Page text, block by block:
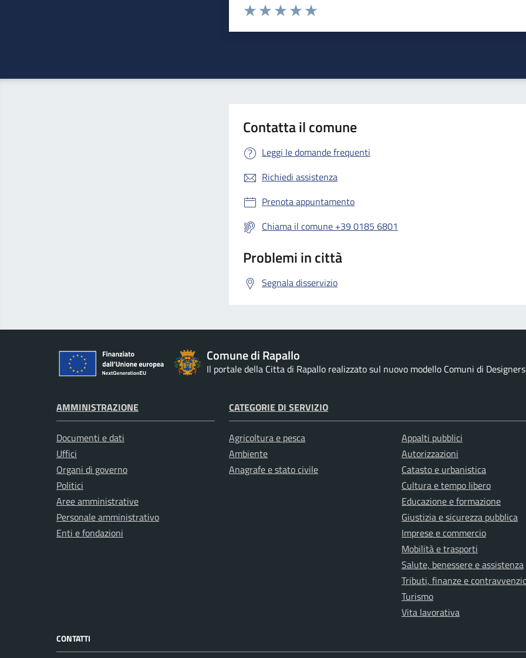
Valuta da 1 a 5 stelle la pagina
Contatta il comune
Leggi le domande frequenti
Richiedi assistenza
Prenota appuntamento
Chiama il comune +39 0185 6801
Problemi in città
Segnala disservizio
Comune di Rapallo
Il portale della Citta di Rapallo realizzato sul nuovo modello Comuni di
AMMINISTRAZIONE
Documenti e dati
Uffici
Organi di governo
Politici
Aree amministrative
Personale amministrativo
Enti e fondazioni
CATEGORIE DI SERVIZIO
Agricoltura e pesca
Ambiente
Anagrafe e stato civile
Appalti pubblici
Autorizzazioni
Catasto e urbanistica
Cultura e tempo libero
Educazione e formazione
Giustizia e sicurezza pubblica
Imprese e commercio
Mobilità e trasporti
Salute, benessere e assistenza
Tributi, finanze e
Turismo
Vita lavorativa
CONTATTI